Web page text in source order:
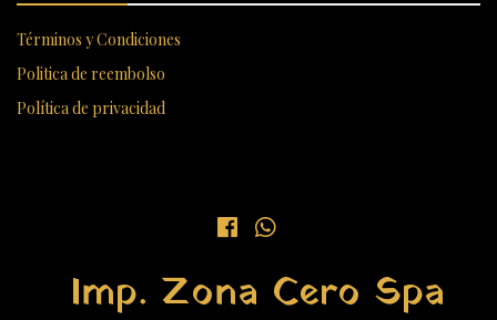
Términos y Condiciones
Politica de reembolso
Política de privacidad
Imp. Zona Cero Spa